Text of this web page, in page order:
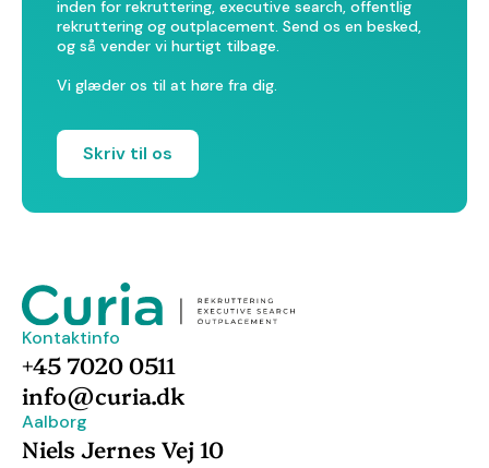
inden for rekruttering, executive search, offentlig
rekruttering og outplacement. Send os en besked,
og så vender vi hurtigt tilbage.
Vi glæder os til at høre fra dig.
Skriv til os
Kontaktinfo
+45 7020 0511
info@curia.dk
Aalborg
Niels Jernes Vej 10